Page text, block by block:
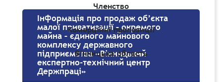
Членство
Комерційні пропозиції
Вінницька область
Інформація про продаж об’єкта
малої приватизації – окремого
майна – єдиного майнового
комплексу державного
підприємства «Вінницький
експертно-технічний центр
Держпраці»